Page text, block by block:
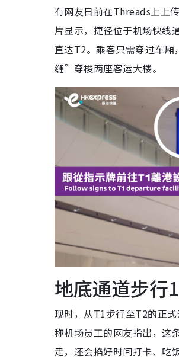
有网友日前在Threads上上
片显示，捷径位于机场快线
直达T2。乘客只需穿过车
缝”穿梭两座客运大楼。
地底通道步
现时，从T1步行至T2的正
称机场员工的网友指出，
走，还会掐好时间打卡、